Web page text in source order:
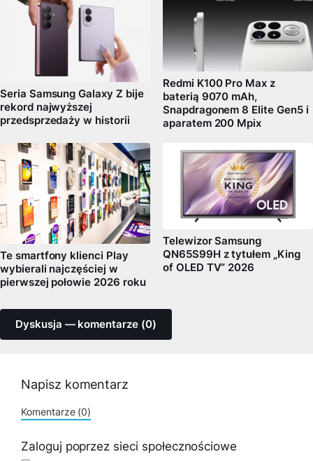
Seria Samsung Galaxy Z bije
rekord najwyższej
przedsprzedaży w historii
Redmi K100 Pro Max z
baterią 9070 mAh,
Snapdragonem 8 Elite Gen5 i
aparatem 200 Mpix
Te smartfony klienci Play
wybierali najczęściej w
pierwszej połowie 2026 roku
Telewizor Samsung
QN65S99H z tytułem „King
of OLED TV” 2026
Dyskusja — komentarze (0)
Napisz komentarz
Komentarze (0)
Zaloguj poprzez sieci społecznościowe